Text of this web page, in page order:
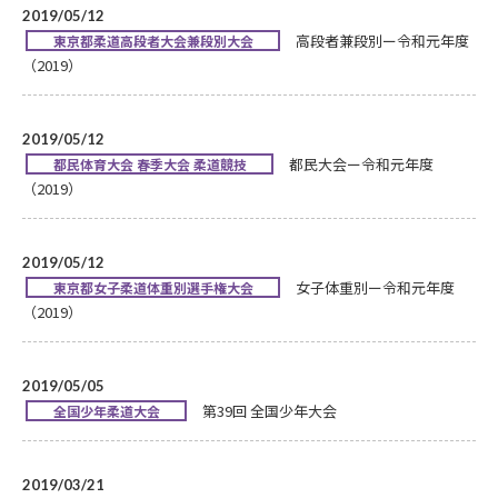
2019/05/12
東京都柔道高段者大会兼段別大会
高段者兼段別ー令和元年度
（2019）
2019/05/12
都民体育大会 春季大会 柔道競技
都民大会ー令和元年度
（2019）
2019/05/12
東京都女子柔道体重別選手権大会
女子体重別ー令和元年度
（2019）
2019/05/05
全国少年柔道大会 第39回 全国少年大会
2019/03/21